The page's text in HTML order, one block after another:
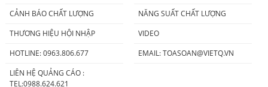
CẢNH BÁO CHẤT LƯỢNG
NĂNG SUẤT CHẤT LƯỢNG
THƯƠNG HIỆU HỘI NHẬP
VIDEO
HOTLINE: 0963.806.677
EMAIL:TOASOAN@VIETQ.VN
LIÊN HỆ QUẢNG CÁO :
TEL:0988.624.621